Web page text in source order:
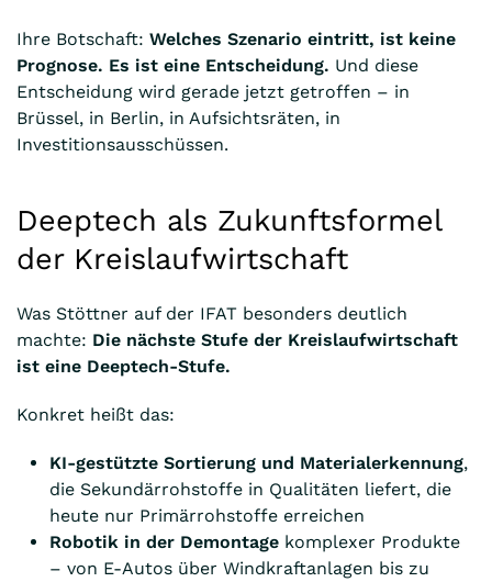
Ihre Botschaft: Welches Szenario eintritt, ist keine
Prognose. Es ist eine Entscheidung. Und diese
Entscheidung wird gerade jetzt getroffen – in
Brüssel, in Berlin, in Aufsichtsräten, in
Investitionsausschüssen.
Deeptech als Zukunftsformel
der Kreislaufwirtschaft
Was Stöttner auf der IFAT besonders deutlich
machte: Die nächste Stufe der Kreislaufwirtschaft
ist eine Deeptech-Stufe.
Konkret heißt das:
KI-gestützte Sortierung und Materialerkennung,
die Sekundärrohstoffe in Qualitäten liefert, die
heute nur Primärrohstoffe erreichen
Robotik in der Demontage komplexer Produkte
– von E-Autos über Windkraftanlagen bis zu